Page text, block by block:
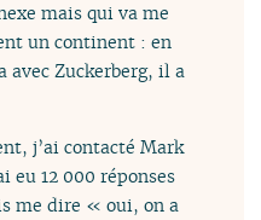
mais qui va me
un continent : en
Zuckerberg, il a
j’ai contacté Mark
eu 12 000 réponses
me dire « oui, on a